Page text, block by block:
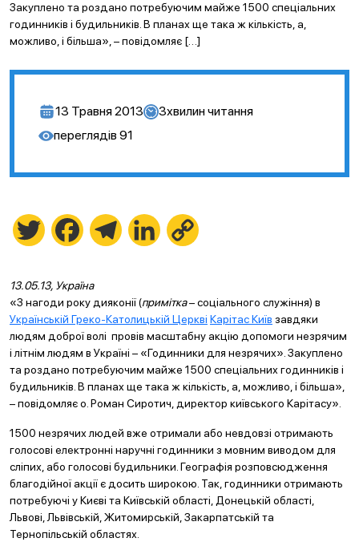
Закуплено та роздано потребуючим майже 1500 спеціальних
годинників і будильників. В планах ще така ж кількість, а,
можливо, і більша», – повідомляє […]
13 Травня 2013 3хвилин читання
переглядів 91
Twitter FacebookTelegramLinkedIn
13.05.13, Україна
«З нагоди року дияконії (примітка– соціального служіння) в
Українській Греко-Католицькій Церкві Карітас Київ завдяки
людям доброї волі провів масштабну акцію допомоги незрячим
і літнім людям в Україні – «Годинники для незрячих». Закуплено
та роздано потребуючим майже 1500 спеціальних годинників і
будильників. В планах ще така ж кількість, а, можливо, і більша»,
– повідомляє о. Роман Сиротич, директор київського Карітасу».
1500 незрячих людей вже отримали або невдовзі отримають
голосові електронні наручні годинники з мовним виводом для
сліпих, або голосові будильники. Географія розповсюдження
благодійної акції є досить широкою. Так, годинники отримають
потребуючі у Києві та Київській області, Донецькій області,
Львові, Львівській, Житомирській, Закарпатській та
Тернопільській областях.